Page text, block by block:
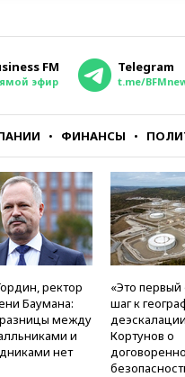
FM
эфир
Telegram
t.me/
ФИНАНСЫ
ректор
Баумана:
между
и
нет
«Это
шаг к
Кортунов о